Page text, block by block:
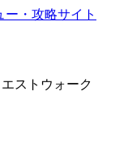
ストウォーク